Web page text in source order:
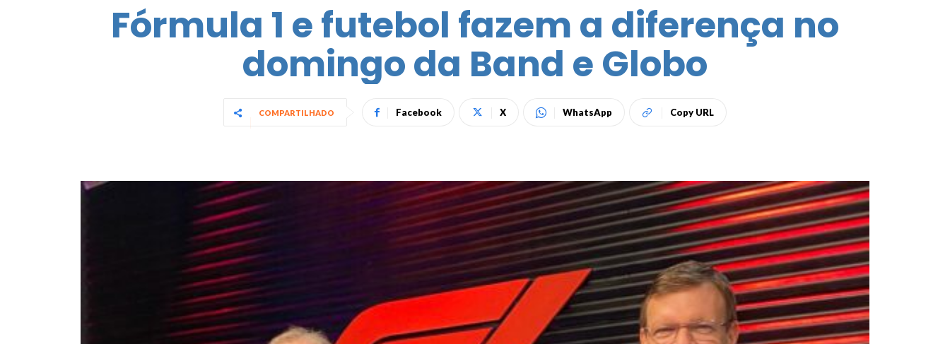
Fórmula 1 e futebol fazem a diferença no
domingo da Band e Globo
COMPARTILHADO Facebook X WhatsApp Copy URL